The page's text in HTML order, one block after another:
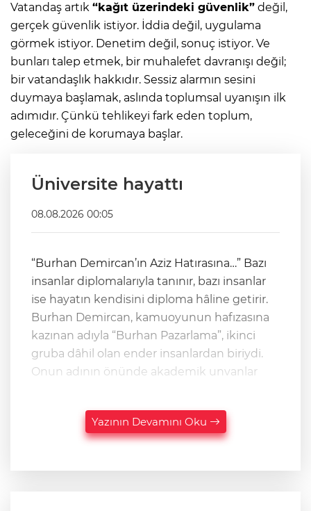
Vatandaş artık “kağıt üzerindeki güvenlik” değil,
gerçek güvenlik istiyor. İddia değil, uygulama
görmek istiyor. Denetim değil, sonuç istiyor. Ve
bunları talep etmek, bir muhalefet davranışı değil;
bir vatandaşlık hakkıdır. Sessiz alarmın sesini
duymaya başlamak, aslında toplumsal uyanışın ilk
adımıdır. Çünkü tehlikeyi fark eden toplum,
geleceğini de korumaya başlar.
Üniversite hayattı
08.08.2026 00:05
“Burhan Demircan’ın Aziz Hatırasına…” Bazı
insanlar diplomalarıyla tanınır, bazı insanlar
ise hayatın kendisini diploma hâline getirir.
Burhan Demircan, kamuoyunun hafızasına
kazınan adıyla “Burhan Pazarlama”, ikinci
gruba dâhil olan ender insanlardan biriydi.
Onun adının önünde akademik unvanlar
Yazının Devamını Oku